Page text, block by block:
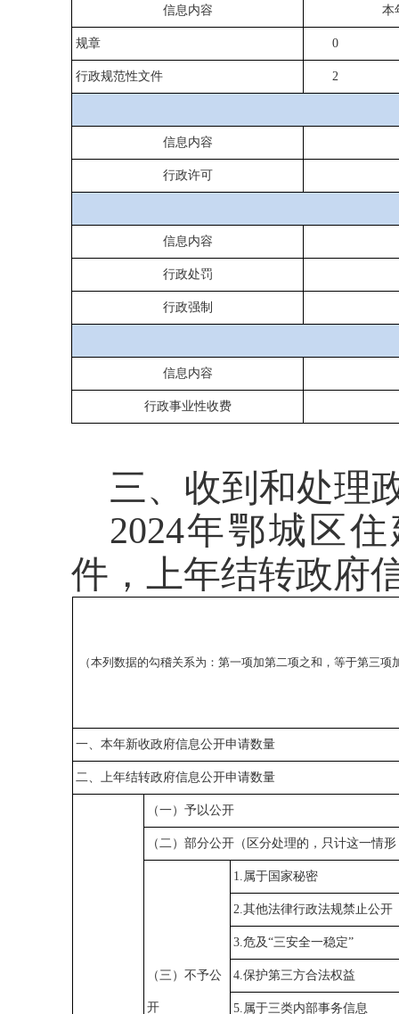
信息内容 本
规章 0
行政规范性文件 2
信息内容
行政许可
信息内容
行政处罚
行政强制
信息内容
行政事业性收费
三、收到和处理
2024年鄂城区
件，上年结转政府
（本列数据的勾稽关系为：第一项加第二项之和，等于第三项
一、本年新收政府信息公开申请数量
二、上年结转政府信息公开申请数量
（一）予以公开
（二）部分公开（区分处理的，只计这一情
（三）不予公
开
1.属于国家秘密
2.其他法律行政法规禁止公开
3.危及“三安全一稳定”
4.保护第三方合法权益
5.属于三类内部事务信息